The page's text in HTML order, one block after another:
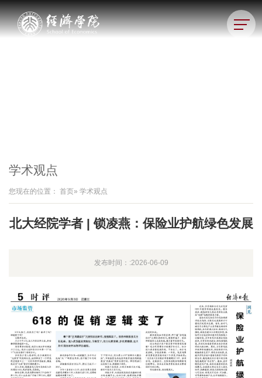
学术观点
您现在的位置： 首页» 学术观点
北大经院学者 | 锁凌燕：保险业护航绿色发展
发布时间：:2026-06-09